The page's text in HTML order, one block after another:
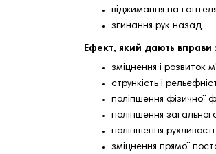
віджимання на
згинання рук назад.
Ефект, який дають вправи
зміцнення і розвиток
стрункість і
поліпшення фізичної
поліпшення
поліпшення рухливості
зміцнення прямої